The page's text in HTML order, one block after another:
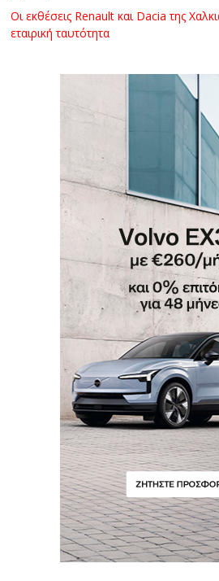
Οι εκθέσεις Renault και Dacia της
εταιρική ταυτότητα